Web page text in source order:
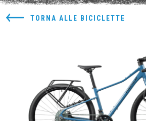
TORNA ALLE BICICLETTE